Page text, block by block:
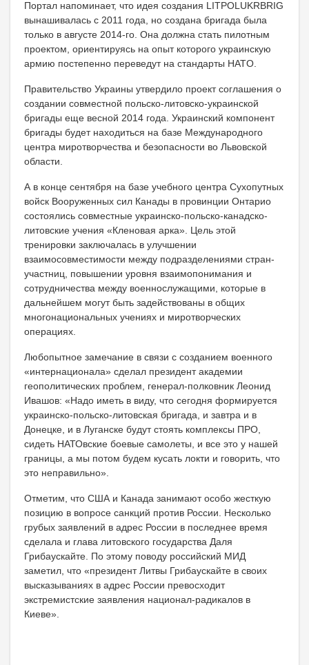
Портал напоминает, что идея создания LITPOLUKRBRIG
вынашивалась с 2011 года, но создана бригада была
только в августе 2014-го. Она должна стать пилотным
проектом, ориентируясь на опыт которого украинскую
армию постепенно переведут на стандарты НATO.
Правительство Украины утвердило проект соглашения о
создании совместной польско-литовско-украинской
бригады еще весной 2014 года. Украинский компонент
бригады будет находиться на базе Международного
центра миротворчества и безопасности во Львовской
области.
А в конце сентября на базе учебного центра Сухопутных
войск Вооруженных сил Канады в провинции Онтарио
состоялись совместные украинско-польско-канадско-
литовские учения «Кленовая арка». Цель этой
тренировки заключалась в улучшении
взаимосовместимости между подразделениями стран-
участниц, повышении уровня взаимопонимания и
сотрудничества между военнослужащими, которые в
дальнейшем могут быть задействованы в общих
многонациональных учениях и миротворческих
операциях.
Любопытное замечание в связи с созданием военного
«интернационала» сделал президент академии
геополитических проблем, генерал-полковник Леонид
Ивашов: «Надо иметь в виду, что сегодня формируется
украинско-польско-литовская бригада, и завтра и в
Донецке, и в Луганске будут стоять комплексы ПРО,
сидеть НАТОвские боевые самолеты, и все это у нашей
границы, а мы потом будем кусать локти и говорить, что
это неправильно».
Отметим, что США и Канада занимают особо жесткую
позицию в вопросе санкций против России. Несколько
грубых заявлений в адрес России в последнее время
сделала и глава литовского государства Даля
Грибаускайте. По этому поводу российский МИД
заметил, что «президент Литвы Грибаускайте в своих
высказываниях в адрес России превосходит
экстремистские заявления национал-радикалов в
Киеве».